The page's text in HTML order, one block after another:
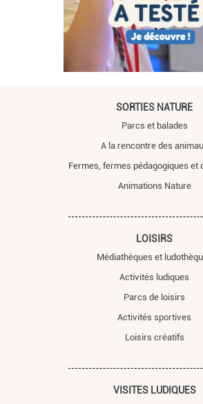
SORTIES NATURE
Parcs et balades
A la rencontre des
Fermes, fermes pédagogiques et
Animations Nature
LOISIRS
Médiathèques et
Activités ludiques
Parcs de loisirs
Activités sportives
Loisirs créatifs
VISITES LUDIQUES